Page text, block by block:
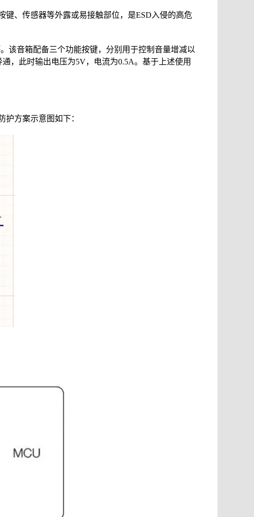
键、传感器等外露或易接触部位，是ESD入侵的高危
该音箱配备三个功能按键，分别用于控制音量增减以
，此时输出电压为5V，电流为0.5A。基于上述使用
方案示意图如下：